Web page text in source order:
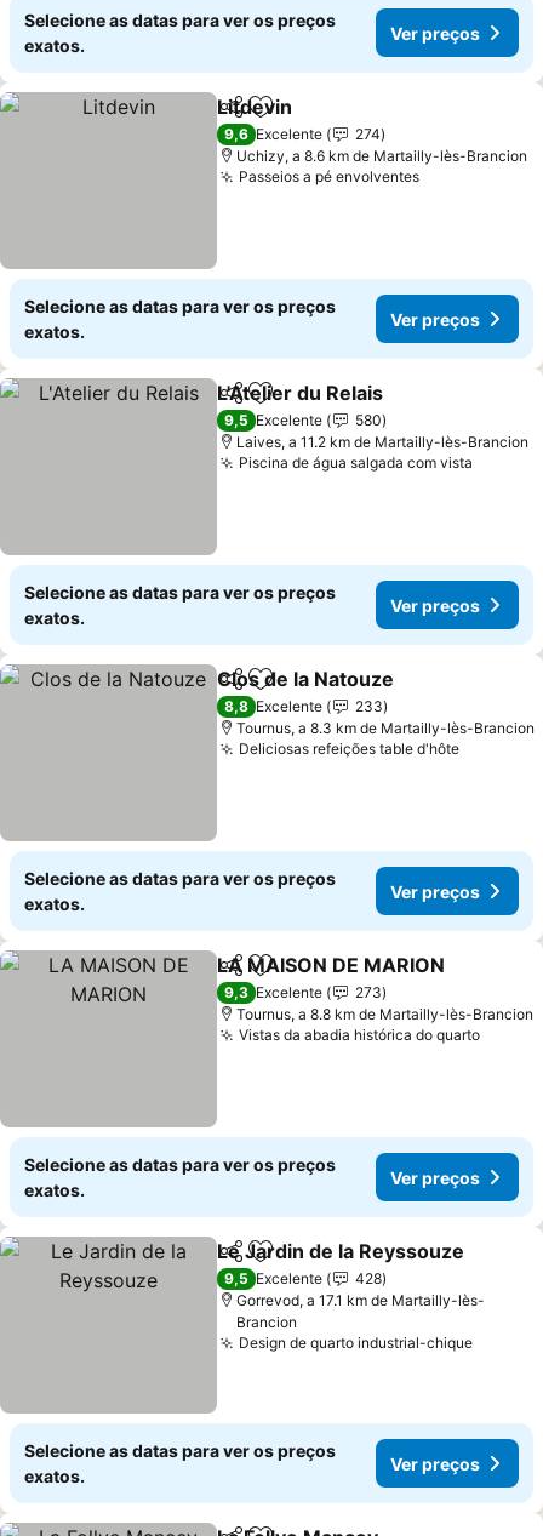
Selecione as datas para ver os preços
exatos.
Ver preços
PartilharAdicionar aos favoritos
Litdevin
9,6 Excelente
274
Uchizy, a 8.6 km de Martailly-lès-Brancion
Passeios a pé envolventes
Selecione as datas para ver os preços
exatos.
Ver preços
PartilharAdicionar aos favoritos
L'Atelier du Relais
9,5 Excelente
580
Laives, a 11.2 km de Martailly-lès-Brancion
Piscina de água salgada com vista
Selecione as datas para ver os preços
exatos.
Ver preços
PartilharAdicionar aos favoritos
Clos de la Natouze
8,8 Excelente
233
Tournus, a 8.3 km de Martailly-lès-Brancion
Deliciosas refeições table d'hôte
Selecione as datas para ver os preços
exatos.
Ver preços
PartilharAdicionar aos favoritos
LA MAISON DE MARION
9,3 Excelente
273
Tournus, a 8.8 km de Martailly-lès-Brancion
Vistas da abadia histórica do quarto
Selecione as datas para ver os preços
exatos.
Ver preços
PartilharAdicionar aos favoritos
Le Jardin de la Reyssouze
9,5 Excelente
428
Gorrevod, a 17.1 km de Martailly-lès-
Brancion
Design de quarto industrial-chique
Selecione as datas para ver os preços
exatos.
Ver preços